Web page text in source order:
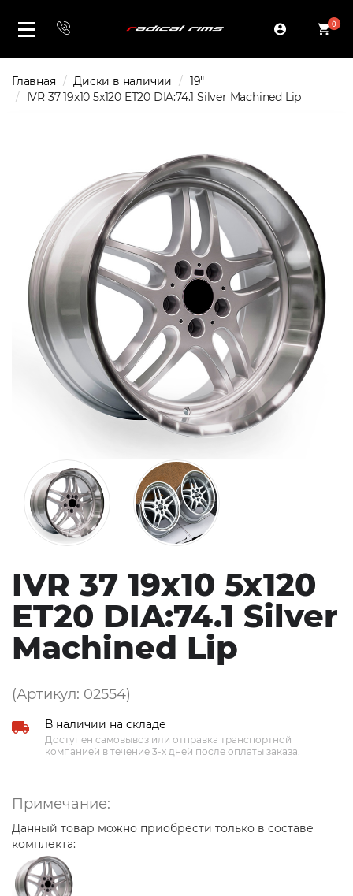
0
Главная Диски в наличии
19"
IVR 37 19x10 5x120 ET20 DIA:74.1 Silver Machined Lip
IVR 37 19x10 5x120
ET20 DIA:74.1 Silver
Machined Lip
(Артикул: 02554)
В наличии на складе
Доступен самовывоз или отправка транспортной
компанией в течение 3-х дней после оплаты заказа.
Примечание:
Данный товар можно приобрести только в составе
комплекта: